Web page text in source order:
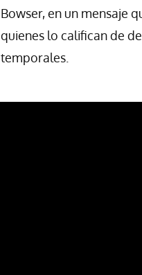
Bowser, en un mensaje
quienes lo califican de
temporales.